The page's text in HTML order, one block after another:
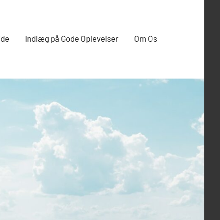
Indlæg på Gode Oplevelser Om Os